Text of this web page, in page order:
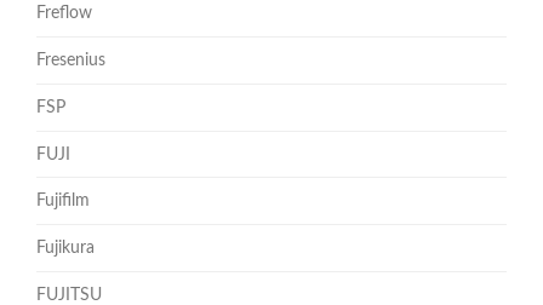
Freflow
Fresenius
FSP
FUJI
Fujifilm
Fujikura
FUJITSU